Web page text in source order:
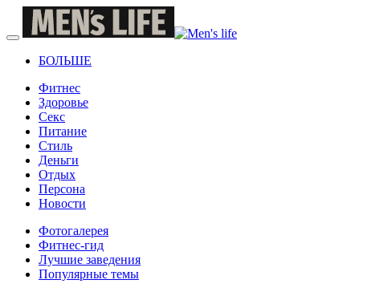
БОЛЬШЕ
Фитнес
Здоровье
Секс
Питание
Стиль
Деньги
Отдых
Персона
Новости
Фотогалерея
Фитнес-гид
Лучшие заведения
Популярные темы